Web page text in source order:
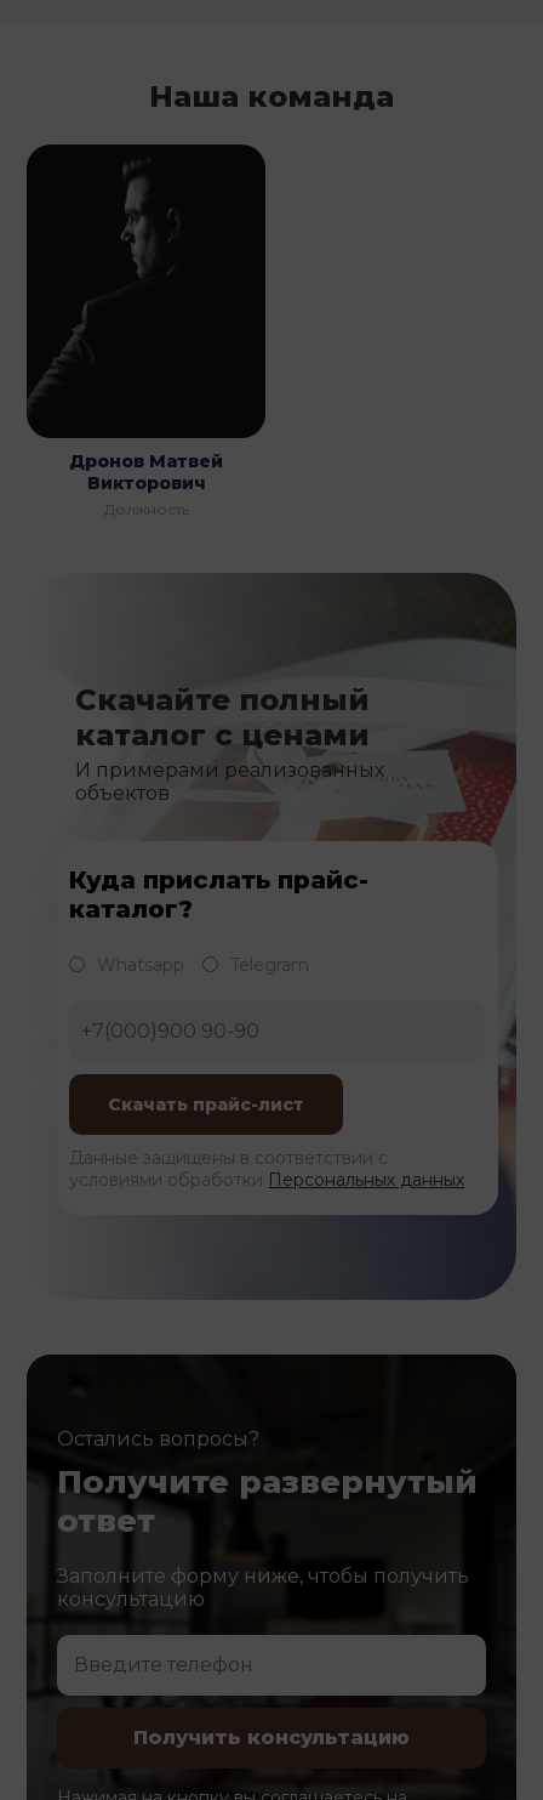
Наша команда
Дронов Матвей
Викторович
Должность
Скачайте полный
каталог с ценами
И примерами реализованных
объектов
Куда прислать прайс-
каталог?
Whatsapp Telegram
Данные защищены в соответствии с
условиями обработки Персональных данных
Остались вопросы?
Получите развернутый
ответ
Заполните форму ниже, чтобы получить
консультацию